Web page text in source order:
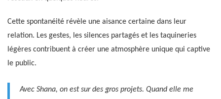
Cette spontanéité révèle une aisance certaine dans leur
relation. Les gestes, les silences partagés et les taquineries
légères contribuent à créer une atmosphère unique qui captive
le public.
Avec Shana, on est sur des gros projets. Quand elle me